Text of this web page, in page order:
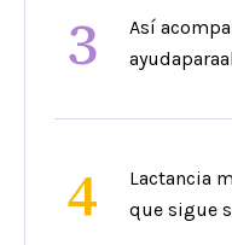
3
Así
4
Lactancia
que sigue